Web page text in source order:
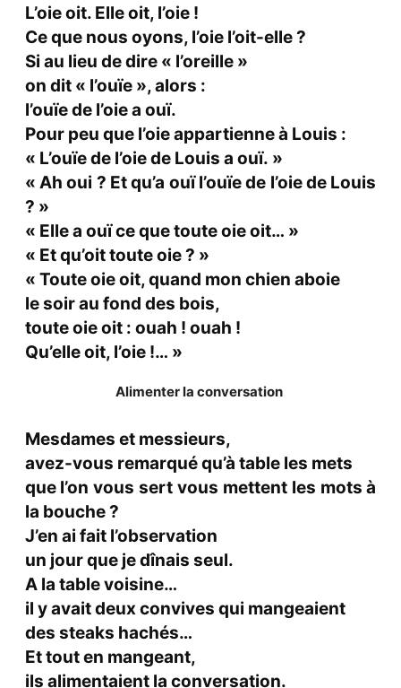
L’oie oit. Elle oit, l’oie !
Ce que nous oyons, l’oie l’oit-elle ?
Si au lieu de dire « l’oreille »
on dit « l’ouïe », alors :
l’ouïe de l’oie a ouï.
Pour peu que l’oie appartienne à Louis :
« L’ouïe de l’oie de Louis a ouï. »
« Ah oui ? Et qu’a ouï l’ouïe de l’oie de Louis
? »
« Elle a ouï ce que toute oie oit… »
« Et qu’oit toute oie ? »
« Toute oie oit, quand mon chien aboie
le soir au fond des bois,
toute oie oit : ouah ! ouah !
Qu’elle oit, l’oie !… »
Alimenter la conversation
Mesdames et messieurs,
avez-vous remarqué qu’à table les mets
que l’on vous sert vous mettent les mots à
la bouche ?
J’en ai fait l’observation
un jour que je dînais seul.
A la table voisine…
il y avait deux convives qui mangeaient
des steaks hachés…
Et tout en mangeant,
ils alimentaient la conversation.